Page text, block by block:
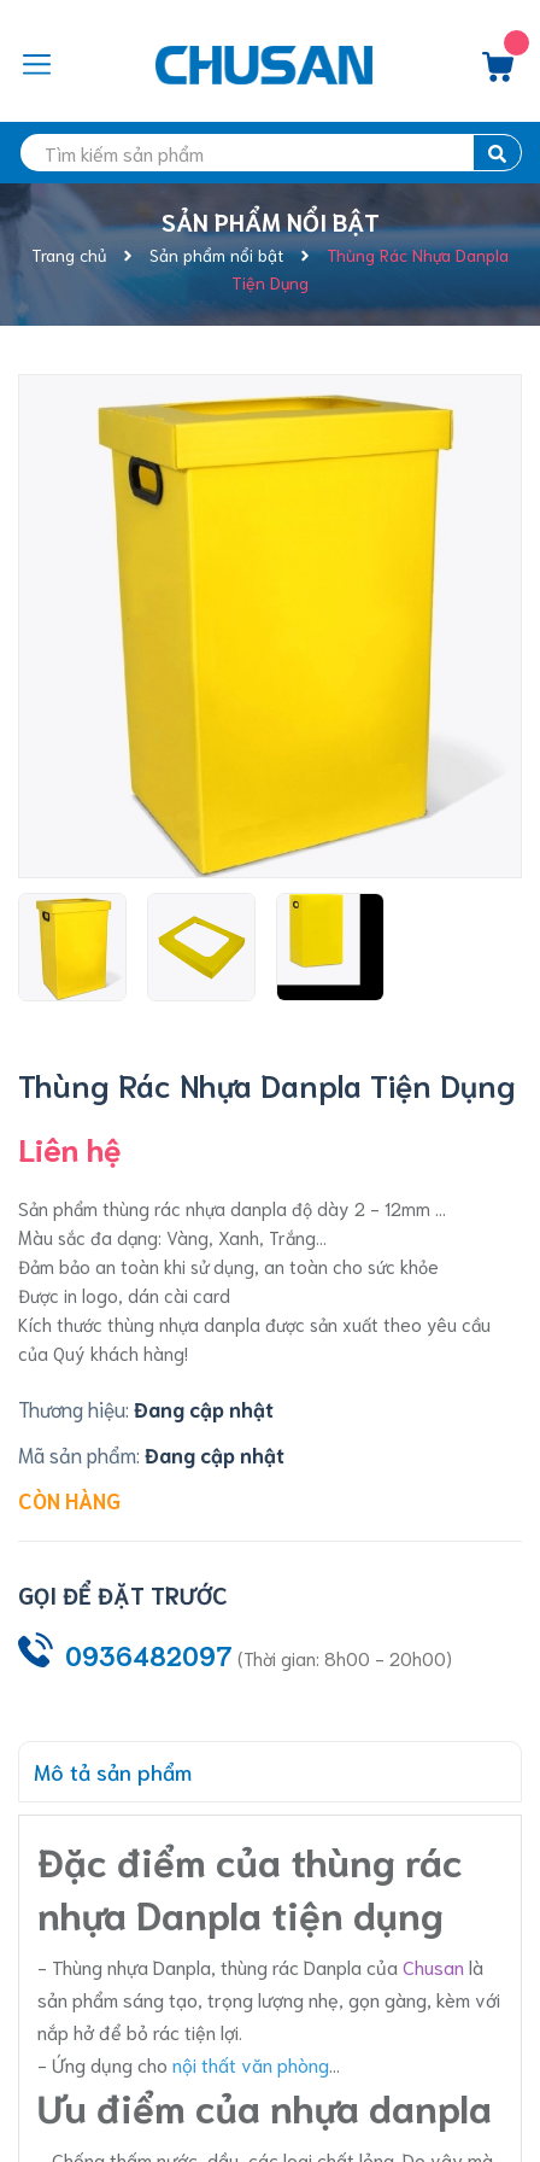
SẢN PHẨM NỔI BẬT
Trang chủ Sản phẩm nổi bật
Thùng Rác Nhựa Danpla
Tiện Dụng
Thùng Rác Nhựa Danpla Tiện Dụng
Liên hệ
Sản phẩm thùng rác nhựa danpla độ dày 2 - 12mm ...
Màu sắc đa dạng: Vàng, Xanh, Trắng...
Đảm bảo an toàn khi sử dụng, an toàn cho sức khỏe
Được in logo, dán cài card
Kích thước thùng nhựa danpla được sản xuất theo yêu cầu
của Quý khách hàng!
Thương hiệu: Đang cập nhật
Mã sản phẩm: Đang cập nhật
CÒN HÀNG
GỌI ĐỂ ĐẶT TRƯỚC
0936482097 (Thời gian: 8h00 - 20h00)
Mô tả sản phẩm
Đặc điểm của thùng rác
nhựa Danpla tiện dụng
- Thùng nhựa Danpla, thùng rác Danpla của Chusan là
sản phẩm sáng tạo, trọng lượng nhẹ, gọn gàng, kèm với
nắp hở để bỏ rác tiện lợi.
- Ứng dụng cho nội thất văn phòng
Ưu điểm của nhựa danpla